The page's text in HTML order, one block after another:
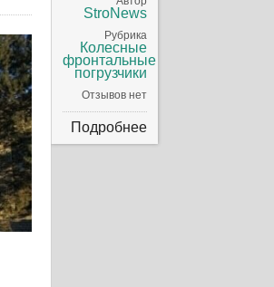
StroNews
Рубрика
Колесные
фронтальные
погрузчики
Отзывов нет
Подробнее